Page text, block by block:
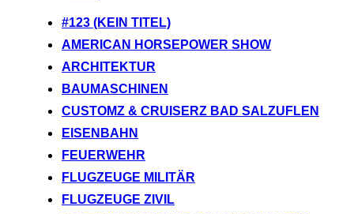
springen
#123 (KEIN TITEL)
AMERICAN HORSEPOWER SHOW
ARCHITEKTUR
BAUMASCHINEN
CUSTOMZ & CRUISERZ BAD SALZUFLEN
EISENBAHN
FEUERWEHR
FLUGZEUGE MILITÄR
FLUGZEUGE ZIVIL